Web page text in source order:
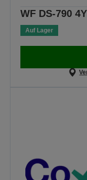
WF DS-790
Auf Lager